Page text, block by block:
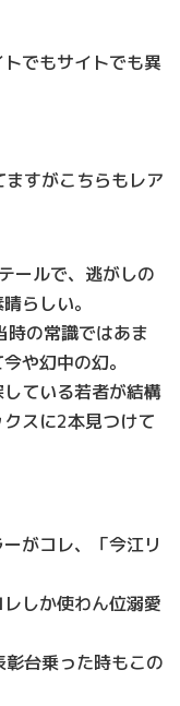
でもサイトでも異
すがこちらもレア
ールで、逃がしの
らしい。
の常識ではあま
や幻中の幻。
ている若者が結構
スに2本見つけて
がコレ、「今江リ
しか使わん位溺愛
台乗った時もこの